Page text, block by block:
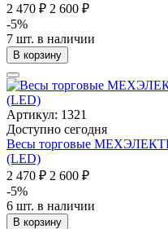
2 470 ₽ 2 600 ₽
-5%
7 шт. в наличии
В корзину
Артикул: 1321
Доступно сегодня
Весы торговые
(LED)
2 470 ₽ 2 600 ₽
-5%
6 шт. в наличии
В корзину